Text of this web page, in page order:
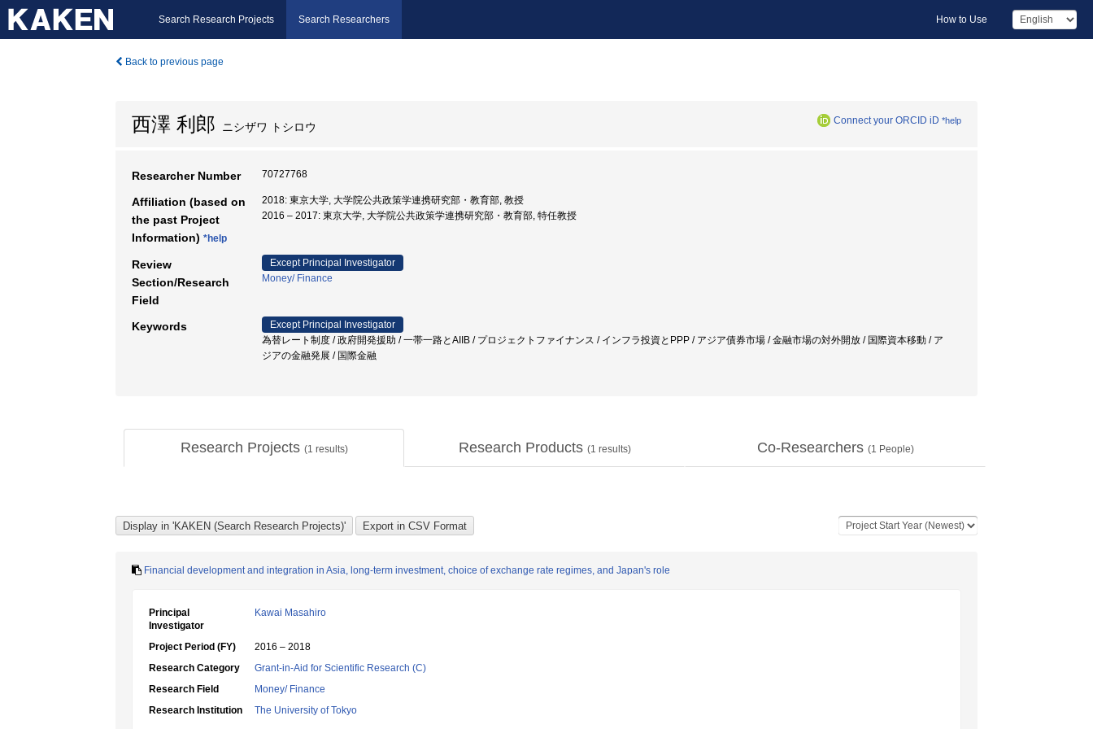
Search Research Projects Search Researchers How to Use
Back to previous page
西澤 利郎 ニシザワ トシロウ Connect your ORCID iD *help
Researcher Number 70727768
Affiliation (based on
the past Project
Information) *help
2018: 東京大学, 大学院公共政策学連携研究部・教育部, 教授
2016 – 2017: 東京大学, 大学院公共政策学連携研究部・教育部, 特任教授
Review
Section/Research
Field
Except Principal Investigator
Money/ Finance
Keywords
Except Principal Investigator
為替レート制度 / 政府開発援助 / 一帯一路とAIIB / プロジェクトファイナンス / インフラ投資とPPP / アジア債券市場 / 金融市場の対外開放 / 国際資本移動 / ア
ジアの金融発展 / 国際金融
Research Projects (1 results) Research Products (1 results) Co-Researchers (1 People)
Financial development and integration in Asia, long-term investment, choice of exchange rate regimes, and Japan's role
Principal
Investigator
Kawai Masahiro
Project Period (FY)
2016 – 2018
Research Category
Grant-in-Aid for Scientific Research (C)
Research Field
Money/ Finance
Research Institution
The University of Tokyo